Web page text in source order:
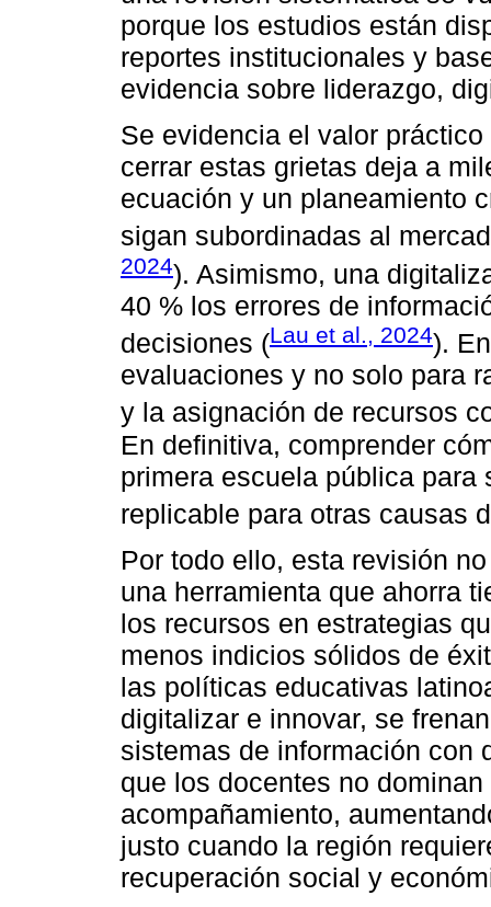
porque los estudios están
reportes institucionales y
evidencia sobre liderazgo,
Se evidencia el valor
cerrar estas grietas deja a
ecuación y un planeamiento
sigan subordinadas al
2024). Asimismo, una
40 % los errores de
decisiones (Lau et al., 2024).
evaluaciones y no solo para
y la asignación de recursos
En definitiva, comprender
primera escuela pública
replicable para otras causas
Por todo ello, esta revisión
una herramienta que ahorra
los recursos en estrategias
menos indicios sólidos de
las políticas educativas
digitalizar e innovar, se
sistemas de información con
que los docentes no
acompañamiento,
justo cuando la región
recuperación social y